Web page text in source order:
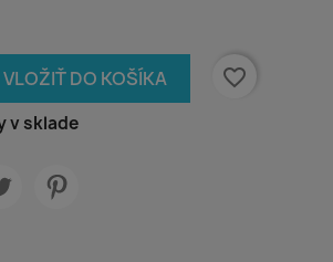
VLOŽIŤ DO KOŠÍKA
favorite_border
v sklade